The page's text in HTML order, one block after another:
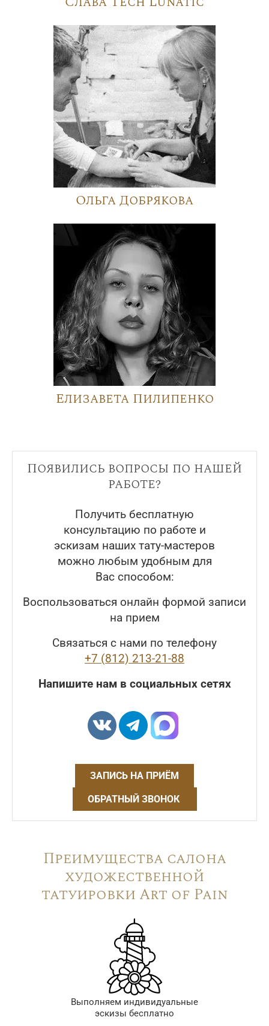
Ольга Добрякова
Елизавета Пилипенко
Появились вопросы по нашей
работе?
Получить бесплатную
консультацию по работе и
эскизам наших тату-мастеров
можно любым удобным для
Вас способом:
Воспользоваться онлайн формой записи
на прием
Связаться с нами по телефону
+7 (812) 213-21-88
Напишите нам в социальных сетях
ЗАПИСЬ НА ПРИЁМ
ОБРАТНЫЙ ЗВОНОК
Преимущества салона
художественной
татуировки Art of Pain
Выполняем индивидуальные
эскизы бесплатно